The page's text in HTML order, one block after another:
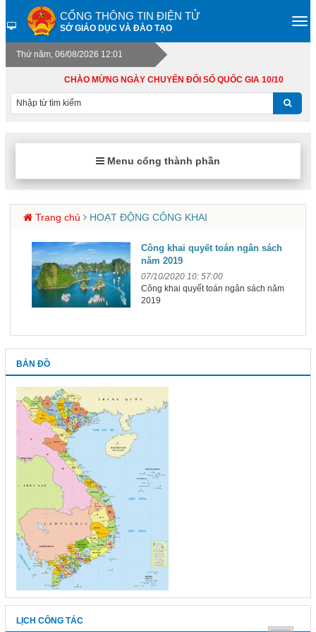
CỔNG THÔNG TIN ĐIỆN TỬ
SỞ GIÁO DỤC VÀ ĐÀO TẠO
Thứ năm, 06/08/2026 12:01
CHÀO MỪNG NGÀY CHUYỂN ĐỔI SỐ QUỐC GIA 10/10
Menu cổng thành phần
Trang chủ HOẠT ĐỘNG CÔNG KHAI
Công khai quyết toán ngân sách
năm 2019
07/10/2020 10: 57:00
Công khai quyết toán ngân sách năm
2019
BẢN ĐỒ
LỊCH CÔNG TÁC